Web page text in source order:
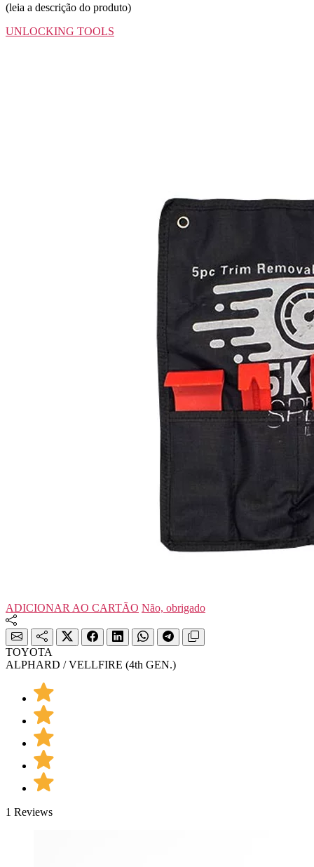
(leia a descrição do produto)
UNLOCKING TOOLS
ADICIONAR AO CARTÃO Não, obrigado
TOYOTA
ALPHARD / VELLFIRE (4th GEN.)
1 Reviews